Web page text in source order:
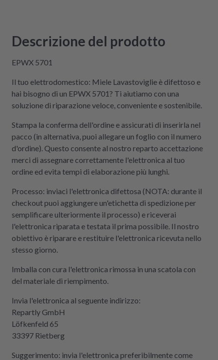
Der Aus- und Einbau der Platine war dank der
Descrizione del prodotto
EPWX 5701
Il tuo elettrodomestico: Miele Lavastoviglie è difettoso e
hai bisogno di un EPWX 5701? Ti aiutiamo con una
soluzione di riparazione veloce, conveniente e sostenibile.
Stampa la conferma dell'ordine e assicurati di inserirla nel
pacco (in alternativa, puoi allegare un foglio con il numero
d'ordine). Questo consente al nostro reparto accettazione
merci di assegnare correttamente l'elettronica al tuo
ordine ed evita tempi di elaborazione più lunghi.
Processo: inviaci l'elettronica difettosa (NOTA: durante il
checkout puoi aggiungere un'etichetta di spedizione per
semplificare ulteriormente il processo) e riceverai
l'elettronica riparata e testata il prima possibile. Il nostro
obiettivo è riparare e restituire l'elettronica ricevuta nello
stesso giorno.
Imballa con cura l'elettronica rimossa in una scatola con
del materiale di riempimento.
Invia l'elettronica al seguente indirizzo:
Repartly GmbH
Löfkenfeld 65
33397 Rietberg
Suggerimento: invia l'elettronica preferibilmente come